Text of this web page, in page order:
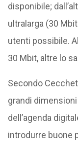
disponibile;
ultralarga (30
utenti possibile.
30 Mbit, altre lo
Secondo
grandi
dell’agenda
introdurre buone